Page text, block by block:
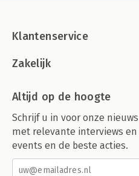
Klantenservice
Zakelijk
Altijd op de hoogte
Schrijf u in voor onze
met relevante interviews
events en de beste acties.